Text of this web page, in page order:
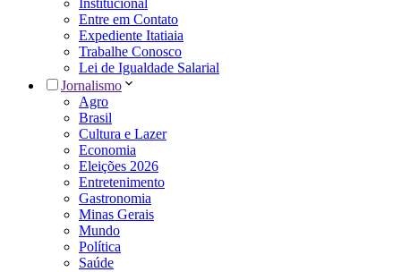
Institucional
Entre em Contato
Expediente Itatiaia
Trabalhe Conosco
Lei de Igualdade Salarial
Jornalismo
Agro
Brasil
Cultura e Lazer
Economia
Eleições 2026
Entretenimento
Gastronomia
Minas Gerais
Mundo
Política
Saúde